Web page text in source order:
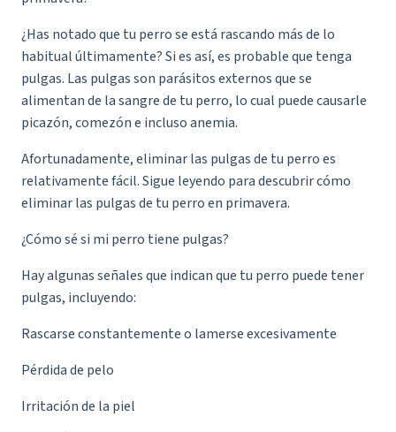
¿Has notado que tu perro se está rascando más de lo
habitual últimamente? Si es así, es probable que tenga
pulgas. Las pulgas son parásitos externos que se
alimentan de la sangre de tu perro, lo cual puede causarle
picazón, comezón e incluso anemia.
Afortunadamente, eliminar las pulgas de tu perro es
relativamente fácil. Sigue leyendo para descubrir cómo
eliminar las pulgas de tu perro en primavera.
¿Cómo sé si mi perro tiene pulgas?
Hay algunas señales que indican que tu perro puede tener
pulgas, incluyendo:
Rascarse constantemente o lamerse excesivamente
Pérdida de pelo
Irritación de la piel